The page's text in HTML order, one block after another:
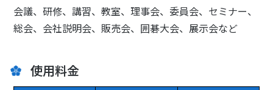
会議、研修、講習、教室、理事会、委員会、セミナー、
総会、会社説明会、販売会、囲碁大会、展示会など
使用料金